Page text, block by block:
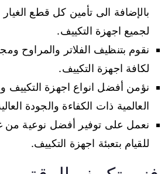
بالإضافة الى تأمين كل قطع الغيار
لجميع اجهزة التكييف.
نقوم بتنظيف الفلاتر والمراوح
لكافة اجهزة التكييف.
نؤمن أفضل انواع اجهزة التكييف
العالمية ذات الكفاءة والجودة
نعمل على توفير أفضل نوعية من
للقيام بتعبئة اجهزة التكييف.